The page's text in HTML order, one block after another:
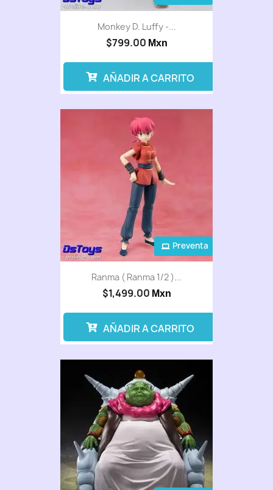
Monkey D. Luffy -...
$799.00 Mxn
AÑADIR A CARRITO
Ranma ( Ranma 1/2 )...
$1,499.00 Mxn
Preventa
AÑADIR A CARRITO